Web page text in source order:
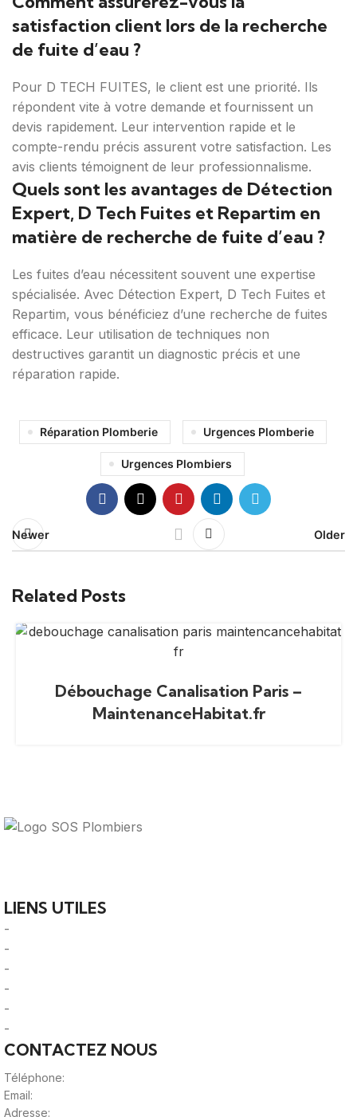
satisfaction client lors de la recherche
de fuite d’eau ?
Pour D TECH FUITES, le client est une priorité. Ils
répondent vite à votre demande et fournissent un
devis rapidement. Leur intervention rapide et le
compte-rendu précis assurent votre satisfaction. Les
avis clients témoignent de leur professionnalisme.
Quels sont les avantages de Détection
Expert, D Tech Fuites et Repartim en
matière de recherche de fuite d’eau ?
Les fuites d’eau nécessitent souvent une expertise
spécialisée. Avec Détection Expert, D Tech Fuites et
Repartim, vous bénéficiez d’une recherche de fuites
efficace. Leur utilisation de techniques non
destructives garantit un diagnostic précis et une
réparation rapide.
Réparation Plomberie Urgences Plomberie
Urgences Plombiers
Newer Older
Related Posts
Débouchage Canalisation Paris –
MaintenanceHabitat.fr
LIENS UTILES
-
-
-
-
-
-
CONTACTEZ NOUS
Téléphone:
Email:
Adresse: